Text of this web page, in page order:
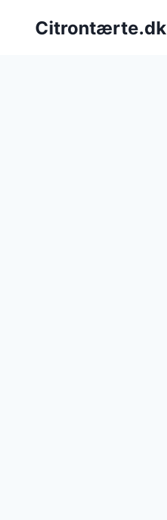
Citrontærte.dk